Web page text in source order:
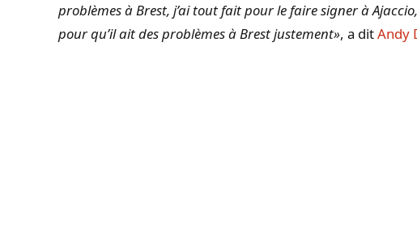
problèmes à Brest, j’ai tout fait pour le faire signer à
pour qu’il ait des problèmes à Brest justement», a ditAndy